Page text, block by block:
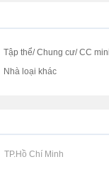
Tập thể/ Chung cư/ CC mini
Nhà loại khác
TP.Hồ Chí Minh